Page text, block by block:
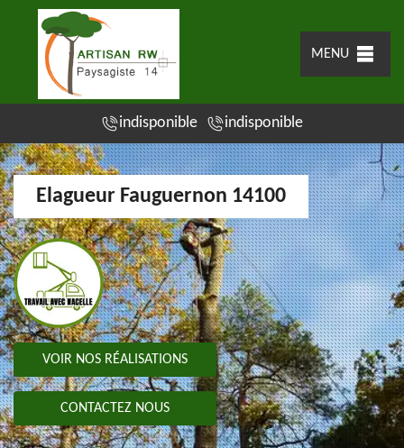
MENU
indisponible indisponible
Elagueur Fauguernon 14100
VOIR NOS RÉALISATIONS
CONTACTEZ NOUS